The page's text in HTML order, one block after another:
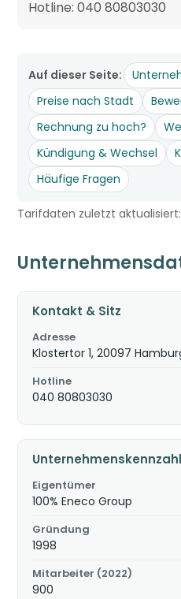
Hotline: 040 80803030
Auf dieser Seite:
Preise nach Stadt
Rechnung zu hoch?
Kündigung & Wechsel
Häufige Fragen
Tarifdaten zuletzt
Kontakt & Sitz
Adresse
Klostertor 1, 20097
Hotline
040 80803030
Eigentümer
100% Eneco Group
Gründung
1998
Mitarbeiter (2022)
900